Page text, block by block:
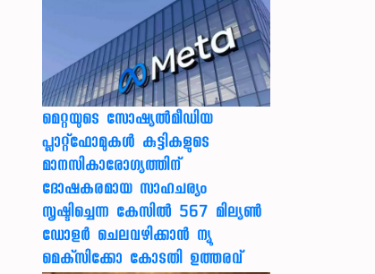
മെറ്റയുടെ സോഷ്യല്‍മീഡിയ
പ്ലാറ്റ്‌ഫോമുകള്‍ കുട്ടികളുടെ
മാനസികാരോഗ്യത്തിന്
ദോഷകരമായ സാഹചര്യം
സൃഷ്ടിച്ചെന്ന കേസില്‍ 567 മില്യണ്‍
ഡോളര്‍ ചെലവഴിക്കാന്‍ ന്യൂ
മെക്‌സിക്കോ കോടതി ഉത്തരവ്